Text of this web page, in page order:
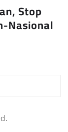
Stop
Nasional